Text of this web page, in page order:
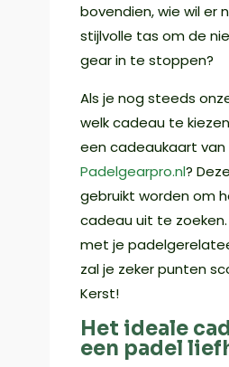
bovendien, wie wil er
stijlvolle tas om de
gear in te stoppen?
Als je nog steeds
welk cadeau te
een cadeaukaart van
Padelgearpro.nl?
gebruikt worden om
cadeau uit te
met je
zal je zeker punten
Kerst!
Het ideale
een padel